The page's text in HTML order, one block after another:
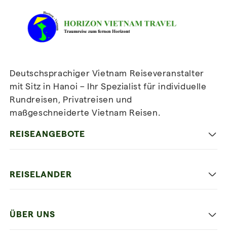
Newsletterabonnieren
Deutschsprachiger Vietnam Reiseveranstalter
mit Sitz in Hanoi – Ihr Spezialist für individuelle
Rundreisen, Privatreisen und
maßgeschneiderte Vietnam Reisen.
REISEANGEBOTE
Die Beste Reise
REISELANDER
ÜBER UNS